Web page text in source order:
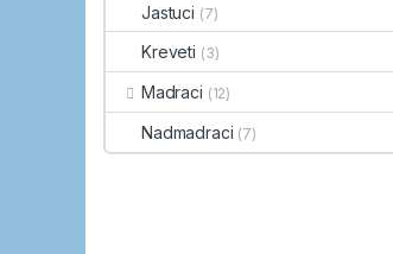
Jastuci (7)
Kreveti (3)
Madraci (12)
Nadmadraci (7)